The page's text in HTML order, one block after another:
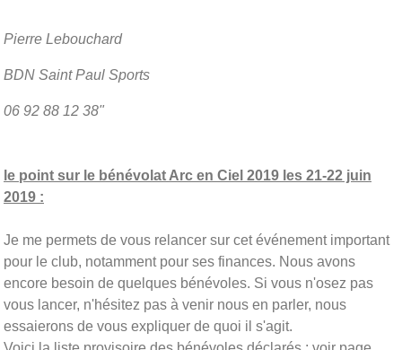
Pierre Lebouchard
BDN Saint Paul Sports
06 92 88 12 38"
le point sur le bénévolat Arc en Ciel 2019 les 21-22 juin
2019 :
Je me permets de vous relancer sur cet événement important
pour le club, notamment pour ses finances. Nous avons
encore besoin de quelques bénévoles. Si vous n'osez pas
vous lancer, n'hésitez pas à venir nous en parler, nous
essaierons de vous expliquer de quoi il s'agit.